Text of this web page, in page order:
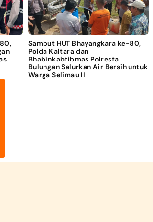
Sambut HUT Bhayangkara ke-80,
Polda Kaltara dan
Bhabinkabtibmas Polresta
Bulungan Salurkan Air Bersih untuk
Warga Selimau II